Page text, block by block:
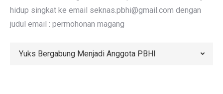
hidup singkat ke email seknas.pbhi@gmail.com dengan
judul email : permohonan magang
Yuks Bergabung Menjadi Anggota PBHI